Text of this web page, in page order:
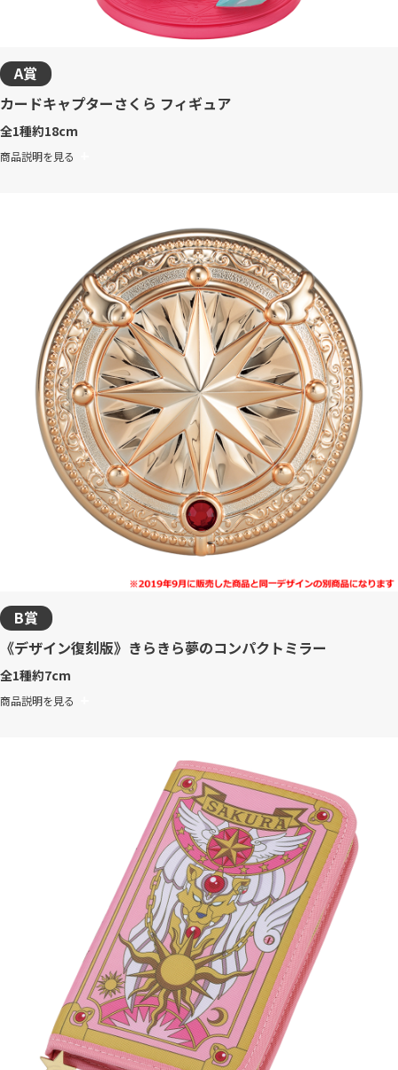
A賞
カードキャプターさくら フィギュア
全1種約18cm
商品説明を見る
B賞
《デザイン復刻版》きらきら夢のコンパクトミラー
全1種約7cm
商品説明を見る